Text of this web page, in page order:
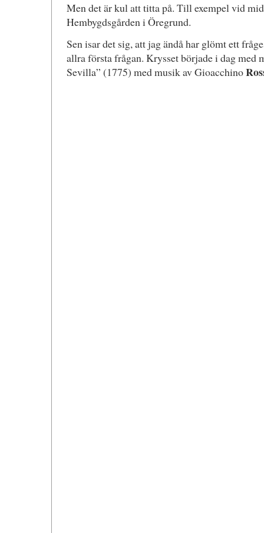
Men det är kul att titta på. Till exempel vid
Hembygdsgården i Öregrund.
Sen isar det sig, att jag ändå har glömt ett
allra första frågan. Krysset började i dag med
Sevilla” (1775) med musik av Gioacchino